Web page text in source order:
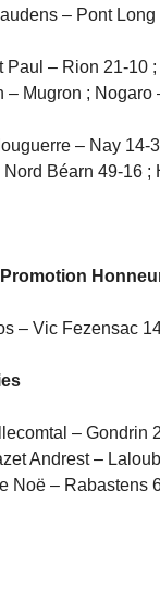
– Pont
Paul – Rion 21-10
– Mugron ; Nogaro
– Nay 14-
Nord Béarn 49-16
– Vic Fezensac
– Gondrin
Andrest –
Noë – Rabastens